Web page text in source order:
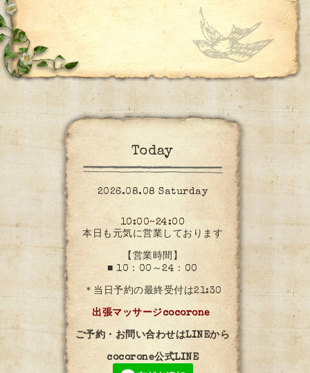
Today
2026.08.08 Saturday
10:00~24:00
本日も元気に営業しております
【営業時間】
■ 10：00～24：00
＊当日予約の最終受付は21:30
出張マッサージcocorone
ご予約・お問い合わせはLINEから
cocorone公式LINE